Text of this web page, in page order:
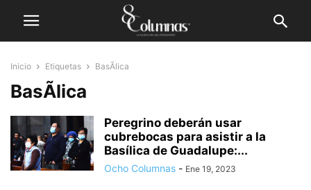
Inicio Etiquetas BasÃ­lica
BasÃ­lica
Peregrino deberán usar
cubrebocas para asistir a la
Basílica de Guadalupe:...
Ocho Columnas - Ene 19, 2023